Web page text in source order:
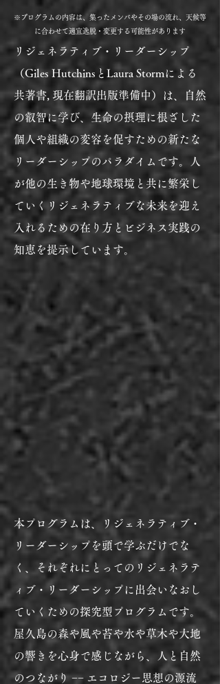
※プログラムの内容は、集ったメンバやその場の流れ、天候等
に合わせて適宜逸脱・変更する可能性があります
リジェネラティブ・リーダーシップ
（Giles HutchinsとLaura Stormによる
共著書, 現在翻訳出版準備中）は、自然
の叡智に学び、生命の摂理に根ざした
個人や組織の変容を促すための新たな
リーダーシップのパラダイムです。人
が他の生き物や地球環境と共に繁栄し
ていくリジェネラティブな未来を迎え
入れるための在り方とビジネス実践の
知恵を提示しています。
本プログラムは、リジェネラティブ・
リーダーシップを頭で学ぶだけでな
く、それぞれにとってのリジェネラテ
ィブ・リーダーシップに出会いなおし
ていくための探究型プログラムです。
屋久島の森や風や苔や水や草木や大地
の響きを心身で感じながら、人と自然
のつながり −− エコロジー思想の源流